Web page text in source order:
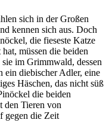
sich in der Großen
kennen sich aus. Doch
die fieseste Katze
müssen die beiden
im Grimmwald, dessen
ein diebischer Adler, eine
Häschen, das nicht süß
die beiden
den Tieren von
gegen die Zeit